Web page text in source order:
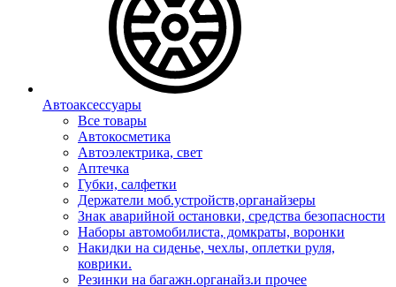
Автоаксессуары
Все товары
Автокосметика
Автоэлектрика, свет
Аптечка
Губки, салфетки
Держатели моб.устройств,органайзеры
Знак аварийной остановки, средства безопасности
Наборы автомобилиста, домкраты, воронки
Накидки на сиденье, чехлы, оплетки руля,
коврики.
Резинки на багажн.органайз.и прочее